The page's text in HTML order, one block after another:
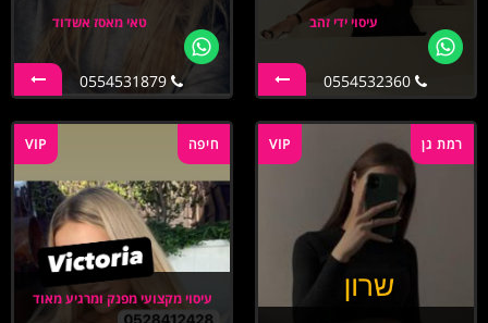
עיסוי ידי זהב
0554532360
טאי מאסז אשדוד
0554531879
VIP רמת גן VIP חיפה
עיסוי מקצועי מפנק ומרגיע מאוד